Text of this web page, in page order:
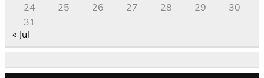
24
25 26 27 28 29
30
31
« Jul